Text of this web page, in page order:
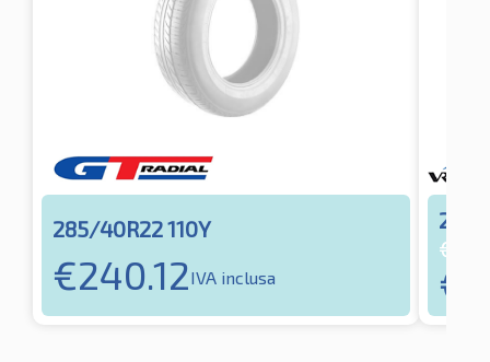
285/40R22 110Y
€240.12IVA inclusa
285/
€
€